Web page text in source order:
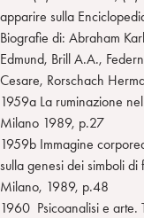
apparire sulla
Biografie di: Abraham
Edmund, Brill A.A.,
Cesare, Rorschach
1959a La ruminazione
Milano 1989, p.27
1959b Immagine
sulla genesi dei simboli
Milano, 1989, p.48
1960 Psicoanalisi e arte.